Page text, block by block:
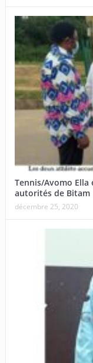
Tennis/Avomo
autorités de Bitam
décembre 25, 2020